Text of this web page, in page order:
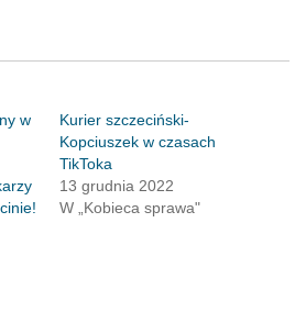
w
Kurier szczeciński-
Kopciuszek w czasach
TikToka
13 grudnia 2022
W „Kobieca sprawa"